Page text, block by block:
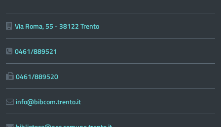
Via Roma, 55 - 38122 Trento
0461/889521
0461/889520
info@bibcom.trento.it